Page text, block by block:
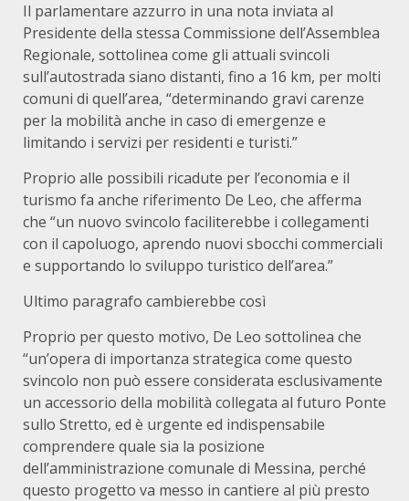
Il parlamentare azzurro in una nota inviata al
Presidente della stessa Commissione dell’Assemblea
Regionale, sottolinea come gli attuali svincoli
sull’autostrada siano distanti, fino a 16 km, per molti
comuni di quell’area, “determinando gravi carenze
per la mobilità anche in caso di emergenze e
limitando i servizi per residenti e turisti.”
Proprio alle possibili ricadute per l’economia e il
turismo fa anche riferimento De Leo, che afferma
che “un nuovo svincolo faciliterebbe i collegamenti
con il capoluogo, aprendo nuovi sbocchi commerciali
e supportando lo sviluppo turistico dell’area.”
Ultimo paragrafo cambierebbe così
Proprio per questo motivo, De Leo sottolinea che
“un’opera di importanza strategica come questo
svincolo non può essere considerata esclusivamente
un accessorio della mobilità collegata al futuro Ponte
sullo Stretto, ed è urgente ed indispensabile
comprendere quale sia la posizione
dell’amministrazione comunale di Messina, perché
questo progetto va messo in cantiere al più presto